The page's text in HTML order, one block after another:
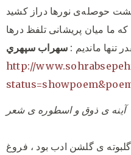
حوصله‌ی نورها دراز کشید
ما میان پریشانی تلفظ درها
تنها ماندیم : سهراب سپهري
http://
آینه ی ذوق و اسطوره ی شعر
گلبوته ی گلشن ادب بود ، فروغ